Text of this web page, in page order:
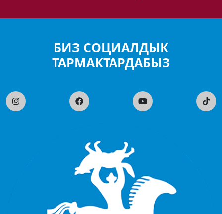
БИЗ СОЦИАЛДЫК
ТАРМАКТАРДАБЫЗ